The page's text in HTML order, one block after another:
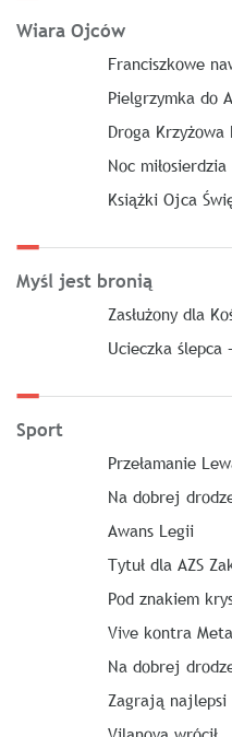
Wiara Ojców
Franciszkowe
Pielgrzymka do
Droga Krzyżowa
Noc miłosierdzia
Książki Ojca
Myśl jest bronią
Zasłużony dla
Ucieczka
Sport
Przełamanie
Na dobrej
Awans Legii
Tytuł dla AZS
Pod znakiem
Vive kontra
Na dobrej
Zagrają najlepsi